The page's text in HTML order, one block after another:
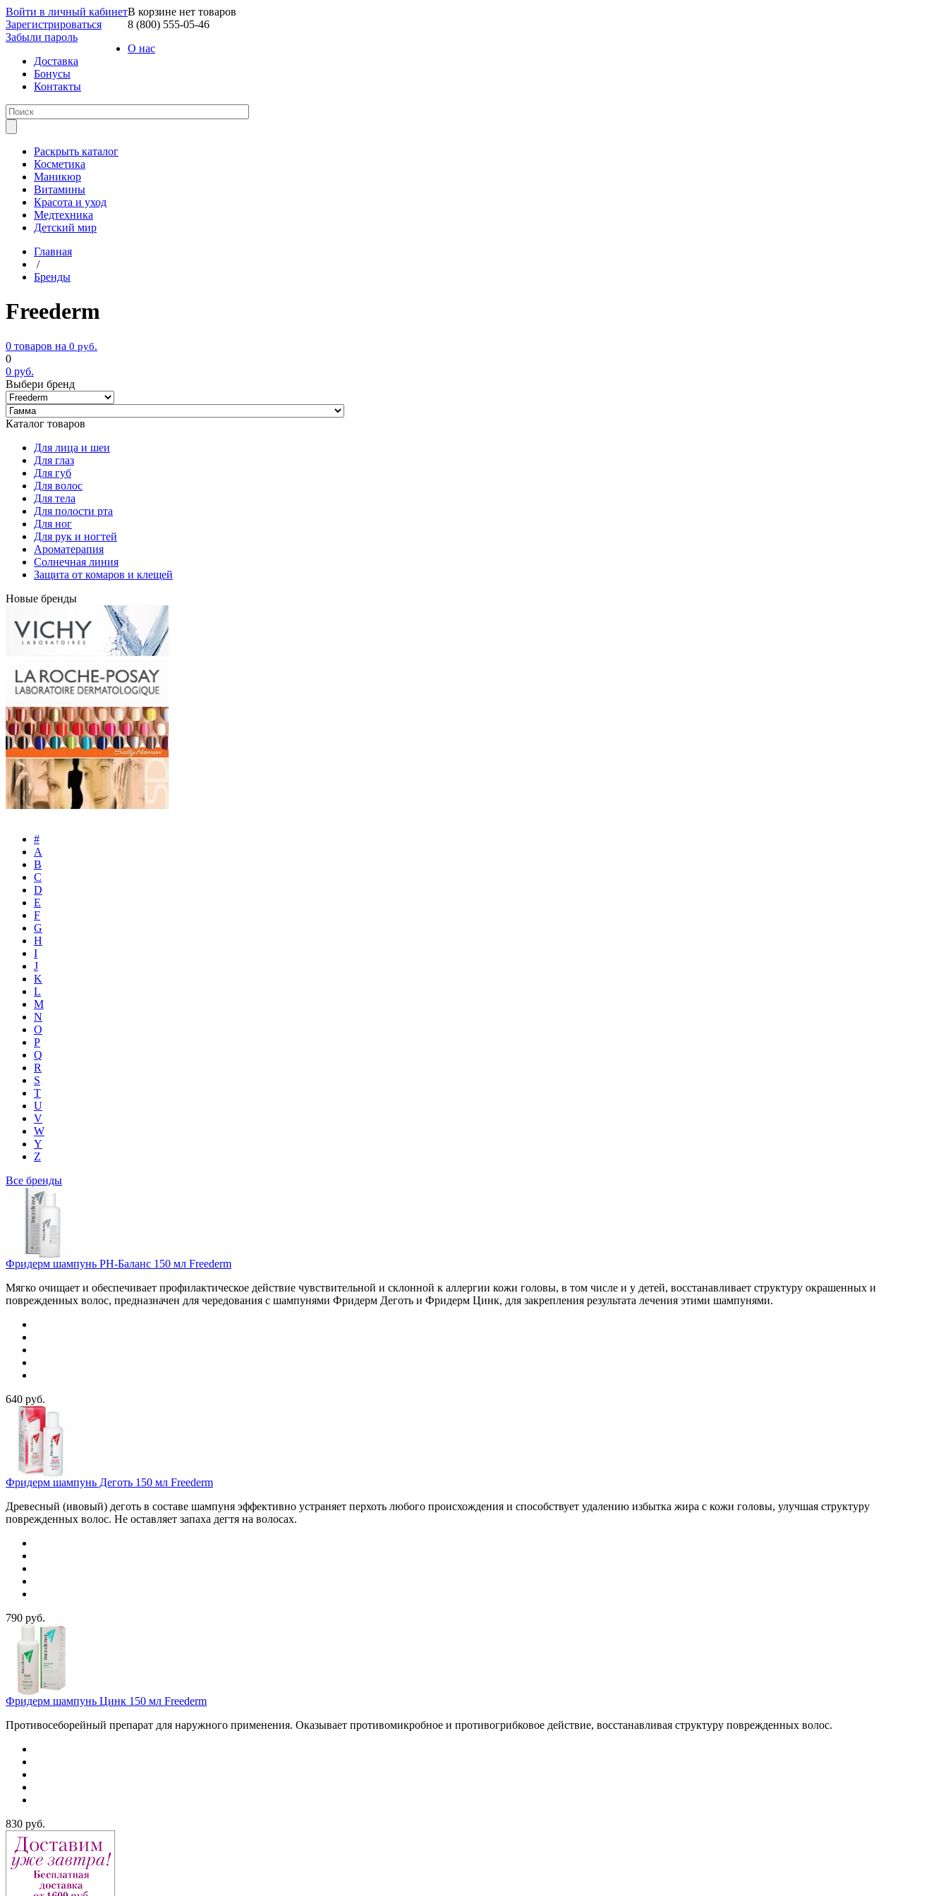
Войти в личный кабинет
Зарегистрироваться
Забыли пароль
В корзине нет товаров
8 (800) 555-05-46
О нас
Доставка
Бонусы
Контакты
Раскрыть каталог
Косметика
Маникюр
Витамины
Красота и уход
Медтехника
Детский мир
Главная
/
Бренды
Freederm
0 товаров на 0 руб.
0
0 руб.
Выбери бренд
Каталог товаров
Для лица и шеи
Для глаз
Для губ
Для волос
Для тела
Для полости рта
Для ног
Для рук и ногтей
Ароматерапия
Солнечная линия
Защита от комаров и клещей
Новые бренды
#
A
B
C
D
E
F
G
H
I
J
K
L
M
N
O
P
Q
R
S
T
U
V
W
Y
Z
Все бренды
Фридерм шампунь PH-Баланс 150 мл Freederm
Мягко очищает и обеспечивает профилактическое действие чувствительной и склонной к аллергии кожи головы, в том числе и у детей, восстанавливает структуру окрашенных и
поврежденных волос, предназначен для чередования с шампунями Фридерм Деготь и Фридерм Цинк, для закрепления результата лечения этими шампунями.
640 руб.
Фридерм шампунь Деготь 150 мл Freederm
Древесный (ивовый) деготь в составе шампуня эффективно устраняет перхоть любого происхождения и способствует удалению избытка жира с кожи головы, улучшая структуру
поврежденных волос. Не оставляет запаха дегтя на волосах.
790 руб.
Фридерм шампунь Цинк 150 мл Freederm
Противосеборейный препарат для наружного применения. Оказывает противомикробное и противогрибковое действие, восстанавливая структуру поврежденных волос.
830 руб.